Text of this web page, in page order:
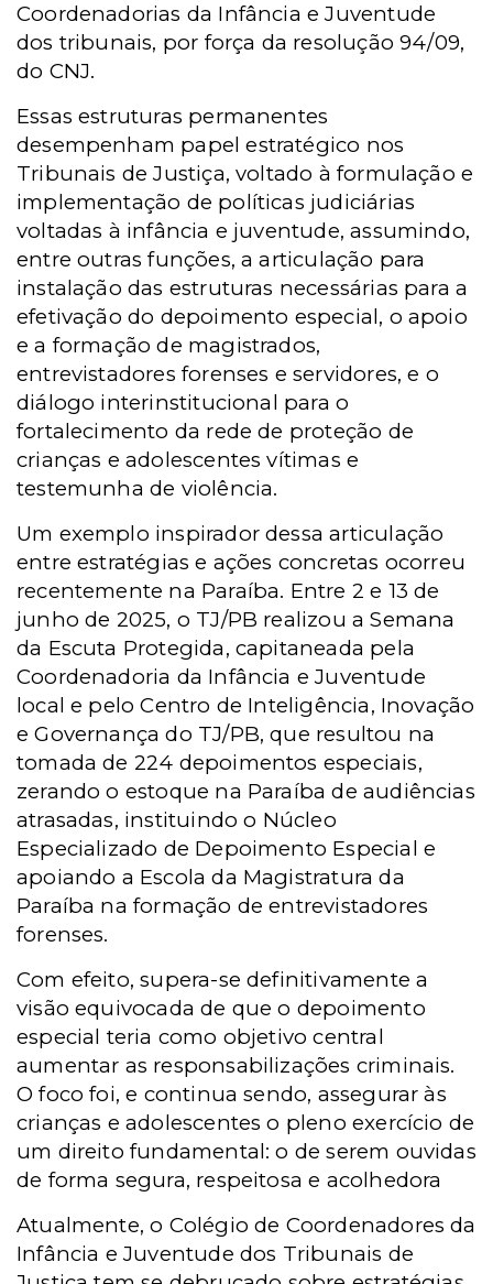
Coordenadorias da Infância e Juventude
dos tribunais, por força da resolução 94/09,
do CNJ.
Essas estruturas permanentes
desempenham papel estratégico nos
Tribunais de Justiça, voltado à formulação e
implementação de políticas judiciárias
voltadas à infância e juventude, assumindo,
entre outras funções, a articulação para
instalação das estruturas necessárias para a
efetivação do depoimento especial, o apoio
e a formação de magistrados,
entrevistadores forenses e servidores, e o
diálogo interinstitucional para o
fortalecimento da rede de proteção de
crianças e adolescentes vítimas e
testemunha de violência.
Um exemplo inspirador dessa articulação
entre estratégias e ações concretas ocorreu
recentemente na Paraíba. Entre 2 e 13 de
junho de 2025, o TJ/PB realizou a Semana
da Escuta Protegida, capitaneada pela
Coordenadoria da Infância e Juventude
local e pelo Centro de Inteligência, Inovação
e Governança do TJ/PB, que resultou na
tomada de 224 depoimentos especiais,
zerando o estoque na Paraíba de audiências
atrasadas, instituindo o Núcleo
Especializado de Depoimento Especial e
apoiando a Escola da Magistratura da
Paraíba na formação de entrevistadores
forenses.
Com efeito, supera-se definitivamente a
visão equivocada de que o depoimento
especial teria como objetivo central
aumentar as responsabilizações criminais.
O foco foi, e continua sendo, assegurar às
crianças e adolescentes o pleno exercício de
um direito fundamental: o de serem ouvidas
de forma segura, respeitosa e acolhedora
Atualmente, o Colégio de Coordenadores da
Infância e Juventude dos Tribunais de